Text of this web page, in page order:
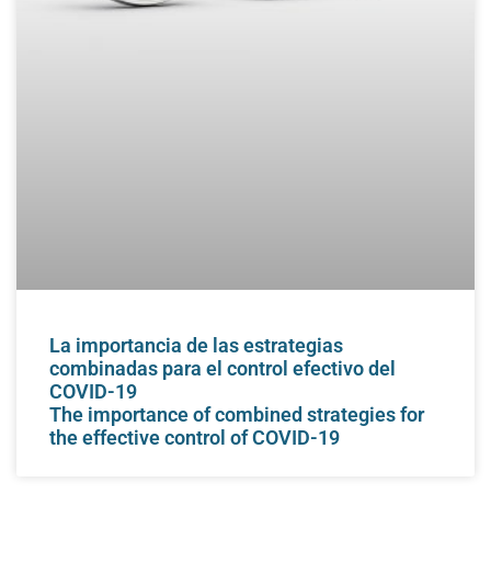
La importancia de las estrategias
combinadas para el control efectivo del
COVID-19
The importance of combined strategies for
the effective control of COVID-19